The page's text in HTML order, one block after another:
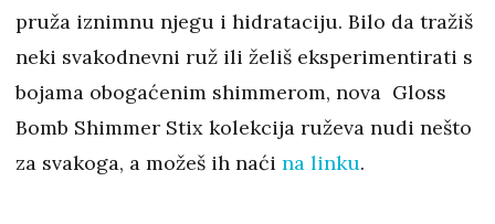
pruža iznimnu njegu i hidrataciju. Bilo da tražiš
neki svakodnevni ruž ili želiš eksperimentirati s
bojama obogaćenim shimmerom, nova Gloss
Bomb Shimmer Stix kolekcija ruževa nudi nešto
za svakoga, a možeš ih naći na linku.